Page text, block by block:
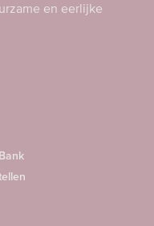
en eerlijke